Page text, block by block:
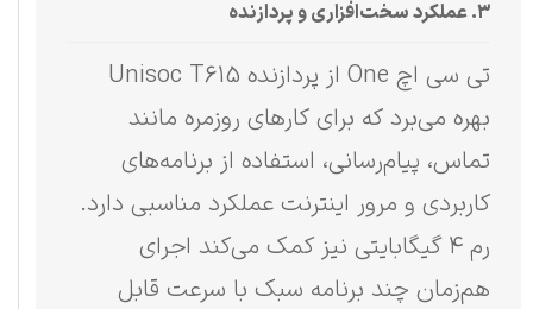
۳. عملکرد سخت‌افزاری و پردازنده
تی سی اچ One از پردازنده Unisoc T615
بهره می‌برد که برای کارهای روزمره مانند
تماس، پیام‌رسانی، استفاده از برنامه‌های
کاربردی و مرور اینترنت عملکرد مناسبی دارد.
رم ۴ گیگابایتی نیز کمک می‌کند اجرای
هم‌زمان چند برنامه سبک با سرعت قابل